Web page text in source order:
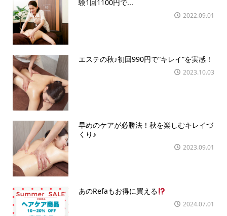
験1回1100円で...
2022.09.01
エステの秋♪初回990円で“キレイ”を実感！
2023.10.03
早めのケアが必勝法！秋を楽しむキレイづ
くり♪
2023.09.01
あのRefaもお得に買える
2024.07.01